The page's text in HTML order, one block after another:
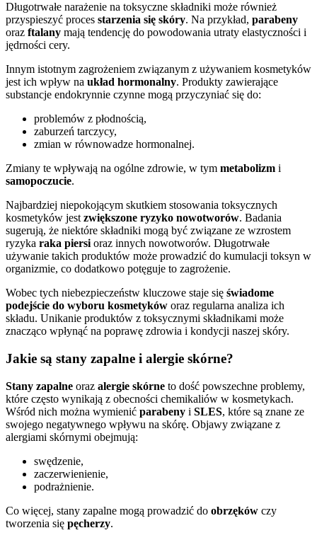
Długotrwałe narażenie na toksyczne składniki może również
przyspieszyć proces starzenia się skóry. Na przykład, parabeny
oraz ftalany mają tendencję do powodowania utraty elastyczności i
jędrności cery.
Innym istotnym zagrożeniem związanym z używaniem kosmetyków
jest ich wpływ na układ hormonalny. Produkty zawierające
substancje endokrynnie czynne mogą przyczyniać się do:
problemów z płodnością,
zaburzeń tarczycy,
zmian w równowadze hormonalnej.
Zmiany te wpływają na ogólne zdrowie, w tym metabolizm i
samopoczucie.
Najbardziej niepokojącym skutkiem stosowania toksycznych
kosmetyków jest zwiększone ryzyko nowotworów. Badania
sugerują, że niektóre składniki mogą być związane ze wzrostem
ryzyka raka piersi oraz innych nowotworów. Długotrwałe
używanie takich produktów może prowadzić do kumulacji toksyn w
organizmie, co dodatkowo potęguje to zagrożenie.
Wobec tych niebezpieczeństw kluczowe staje się świadome
podejście do wyboru kosmetyków oraz regularna analiza ich
składu. Unikanie produktów z toksycznymi składnikami może
znacząco wpłynąć na poprawę zdrowia i kondycji naszej skóry.
Jakie są stany zapalne i alergie skórne?
Stany zapalne oraz alergie skórne to dość powszechne problemy,
które często wynikają z obecności chemikaliów w kosmetykach.
Wśród nich można wymienić parabeny i SLES, które są znane ze
swojego negatywnego wpływu na skórę. Objawy związane z
alergiami skórnymi obejmują:
swędzenie,
zaczerwienienie,
podrażnienie.
Co więcej, stany zapalne mogą prowadzić do obrzęków czy
tworzenia się pęcherzy.